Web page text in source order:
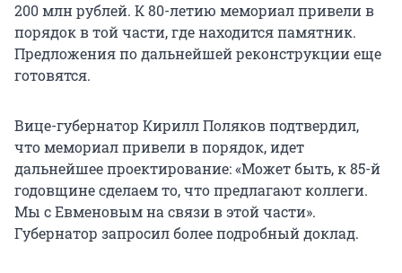
200 млн рублей. К 80-летию мемориал привели в
порядок в той части, где находится памятник.
Предложения по дальнейшей реконструкции еще
готовятся.
Вице-губернатор Кирилл Поляков подтвердил,
что мемориал привели в порядок, идет
дальнейшее проектирование: «Может быть, к 85-й
годовщине сделаем то, что предлагают коллеги.
Мы с Евменовым на связи в этой части».
Губернатор запросил более подробный доклад.